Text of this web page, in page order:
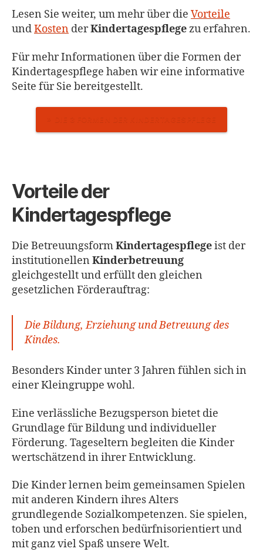
Lesen Sie weiter, um mehr über die Vorteile
undKosten derKindertagespflegezu erfahren.
Für mehr Informationen über die Formen der
Kindertagespflege haben wir eine informative
Seite für Sie bereitgestellt.
Vorteile der
Kindertagespflege
Die BetreuungsformKindertagespflegeist der
institutionellen Kinderbetreuung
gleichgestellt und erfüllt den gleichen
gesetzlichen Förderauftrag:
Die Bildung, Erziehung und Betreuung des
Kindes.
Besonders Kinder unter 3 Jahren fühlen sich in
einer Kleingruppe wohl.
Eine verlässliche Bezugsperson bietet die
Grundlage für Bildung und individueller
Förderung. Tageseltern begleiten die Kinder
wertschätzend in ihrer Entwicklung.
Die Kinder lernen beim gemeinsamen Spielen
mit anderen Kindern ihres Alters
grundlegende Sozialkompetenzen. Sie spielen,
toben und erforschen bedürfnisorientiert und
mit ganz viel Spaß unsere Welt.